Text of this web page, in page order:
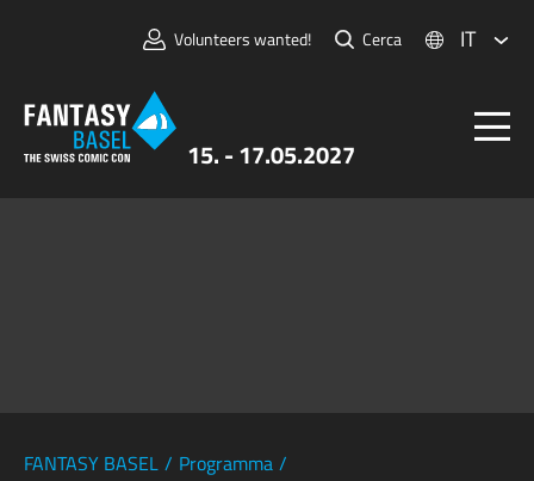
15. - 17.05.2027
Volunteers wanted! Cerca IT
FANTASY BASEL / Programma /